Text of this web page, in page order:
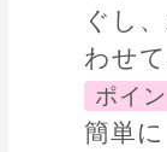
ぐし
わせ
ポイ
簡単に